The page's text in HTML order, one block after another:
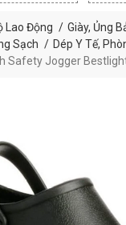
Lao Động
Giày, Ủng
Sạch
Dép Y Tế,
Safety Jogger